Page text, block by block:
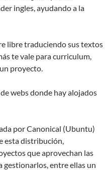
ingles, ayudando a la
libre traduciendo sus textos
te vale para curriculum,
proyecto.
webs donde hay alojados
por Canonical (Ubuntu)
esta distribución,
que aprovechan las
gestionarlos, entre ellas un